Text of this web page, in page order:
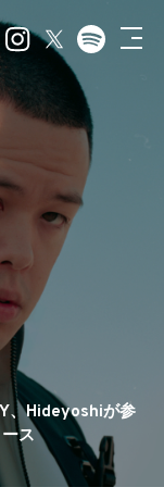
、Hideyoshiが参
ス